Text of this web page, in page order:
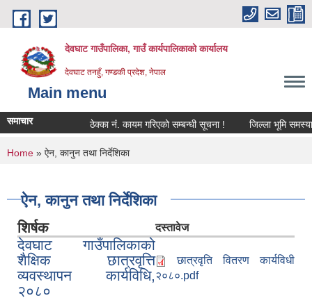
Skip to main content
देवघाट गाउँपालिका, गाउँ कार्यपालिकाको कार्यालय
देवघाट तनहुँ, गण्डकी प्रदेश, नेपाल
Main menu
समाचार ठेक्का नंं. कायम गरिएको सम्बन्धी सूचना ! जिल्ला भूमि समस्या
You are here
Home » ऐन, कानुन तथा निर्देशिका
ऐन, कानुन तथा निर्देशिका
शिर्षक दस्तावेज
देवघाट गाउँपालिकाको
शैक्षिक छात्रवृत्ति
व्यवस्थापन कार्यविधि,
२०८०
छात्रवृति वितरण कार्यविधी
२०८०.pdf